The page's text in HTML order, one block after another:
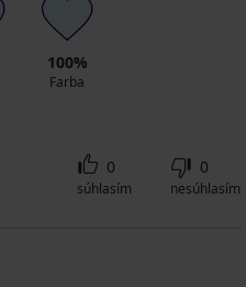
100%
Farba
0
súhlasím
0
nesúhlasím